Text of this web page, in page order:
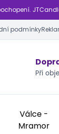
podmínky
Při
Válce -
Mramor